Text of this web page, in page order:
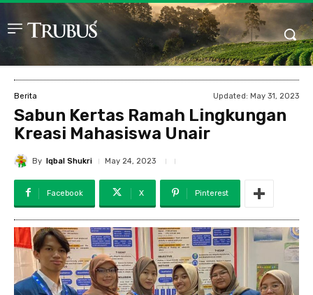
Berita Updated: May 31, 2023
Sabun Kertas Ramah Lingkungan
Kreasi Mahasiswa Unair
By Iqbal Shukri May 24, 2023
Facebook X Pinterest